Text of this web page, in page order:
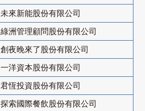
未來新能股份有限公司
綠洲管理顧問股份有限公司
創夜晚來了股份有限公司
一洋資本股份有限公司
君恆投資股份有限公司
探索國際餐飲股份有限公司